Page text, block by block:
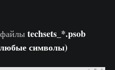
techsets_*.psob
любые символы)